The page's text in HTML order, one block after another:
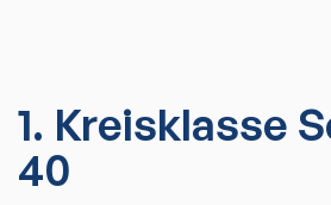
1. Kreisklasse
40